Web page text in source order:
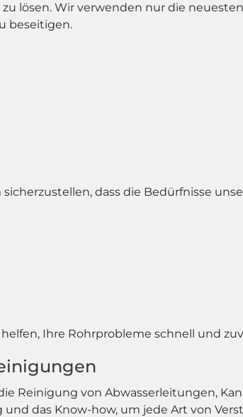
lösen. Wir verwenden nur die
beseitigen.
dass die Bedürfnisse
Ihre Rohrprobleme schnell und
Reinigung von Abwasserleitungen,
das Know-how, um jede Art von